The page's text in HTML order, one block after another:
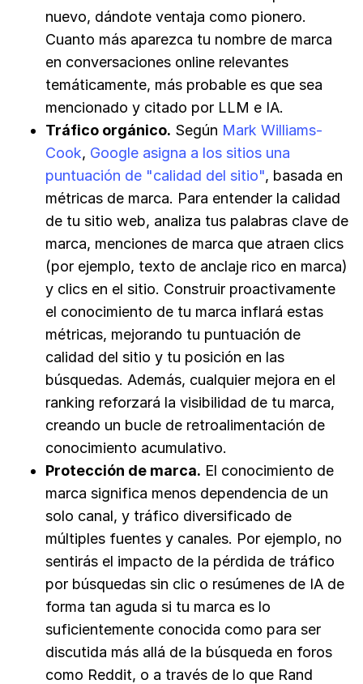
nuevo, dándote ventaja como pionero.
Cuanto más aparezca tu nombre de marca
en conversaciones online relevantes
temáticamente, más probable es que sea
mencionado y citado por LLM e IA.
Tráfico orgánico. Según Mark Williams-
Cook, Google asigna a los sitios una
puntuación de "calidad del sitio", basada en
métricas de marca. Para entender la calidad
de tu sitio web, analiza tus palabras clave de
marca, menciones de marca que atraen clics
(por ejemplo, texto de anclaje rico en marca)
y clics en el sitio. Construir proactivamente
el conocimiento de tu marca inflará estas
métricas, mejorando tu puntuación de
calidad del sitio y tu posición en las
búsquedas. Además, cualquier mejora en el
ranking reforzará la visibilidad de tu marca,
creando un bucle de retroalimentación de
conocimiento acumulativo.
Protección de marca. El conocimiento de
marca significa menos dependencia de un
solo canal, y tráfico diversificado de
múltiples fuentes y canales. Por ejemplo, no
sentirás el impacto de la pérdida de tráfico
por búsquedas sin clic o resúmenes de IA de
forma tan aguda si tu marca es lo
suficientemente conocida como para ser
discutida más allá de la búsqueda en foros
como Reddit, o a través de lo que Rand